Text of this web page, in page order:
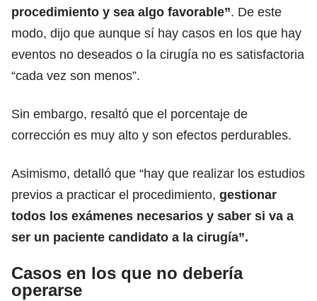
procedimiento y sea algo favorable”. De este
modo, dijo que aunque sí hay casos en los que hay
eventos no deseados o la cirugía no es satisfactoria
“cada vez son menos”.
Sin embargo, resaltó que el porcentaje de
corrección es muy alto y son efectos perdurables.
Asimismo, detalló que “hay que realizar los estudios
previos a practicar el procedimiento, gestionar
todos los exámenes necesarios y saber si va a
ser un paciente candidato a la cirugía”.
Casos en los que no debería
operarse